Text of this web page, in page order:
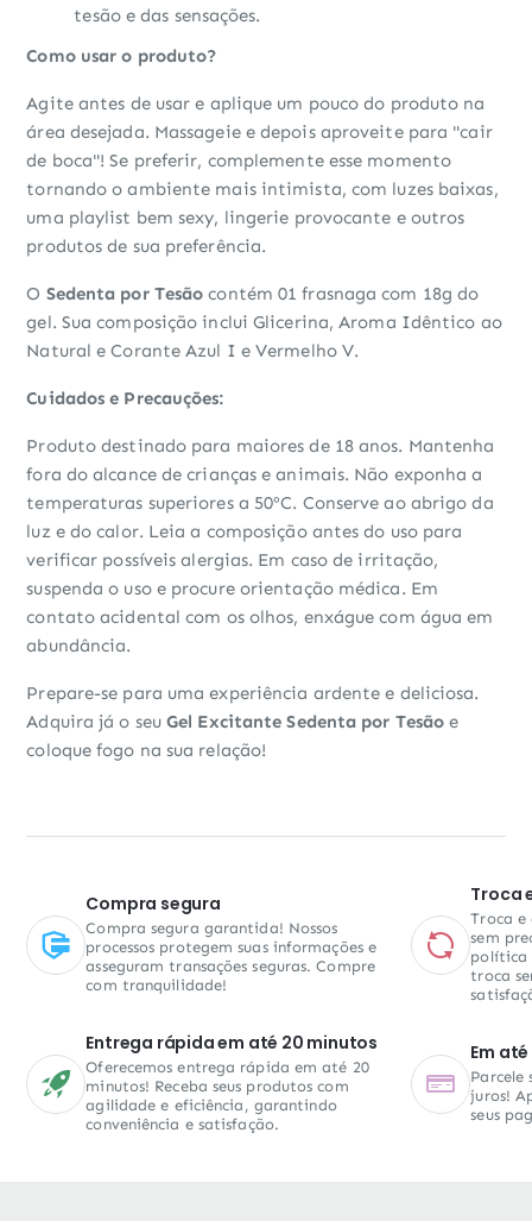
tesão e das sensações.
Como usar o produto?
Agite antes de usar e aplique um pouco do produto na
área desejada. Massageie e depois aproveite para "cair
de boca"! Se preferir, complemente esse momento
tornando o ambiente mais intimista, com luzes baixas,
uma playlist bem sexy, lingerie provocante e outros
produtos de sua preferência.
O Sedenta por Tesão contém 01 frasnaga com 18g do
gel. Sua composição inclui Glicerina, Aroma Idêntico ao
Natural e Corante Azul I e Vermelho V.
Cuidados e Precauções:
Produto destinado para maiores de 18 anos. Mantenha
fora do alcance de crianças e animais. Não exponha a
temperaturas superiores a 50ºC. Conserve ao abrigo da
luz e do calor. Leia a composição antes do uso para
verificar possíveis alergias. Em caso de irritação,
suspenda o uso e procure orientação médica. Em
contato acidental com os olhos, enxágue com água em
abundância.
Prepare-se para uma experiência ardente e deliciosa.
Adquira já o seuGel Excitante Sedenta por Tesão e
coloque fogo na sua relação!
Compra segura
Compra segura garantida! Nossos
processos protegem suas informações e
asseguram transações seguras. Compre
com tranquilidade!
Entrega rápida em até 20 minutos
Oferecemos entrega rápida em até 20
minutos! Receba seus produtos com
agilidade e eficiência, garantindo
conveniência e satisfação.
Troca
Troca e
sem
política
troca
Em
Parcele
juros!
seus